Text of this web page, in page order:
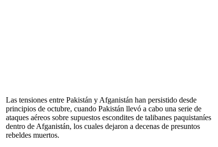
Las tensiones entre Pakistán y Afganistán han persistido desde
principios de octubre, cuando Pakistán llevó a cabo una serie de
ataques aéreos sobre supuestos escondites de talibanes paquistaníes
dentro de Afganistán, los cuales dejaron a decenas de presuntos
rebeldes muertos.